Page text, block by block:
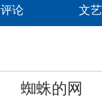
评论 文艺
蜘蛛的网